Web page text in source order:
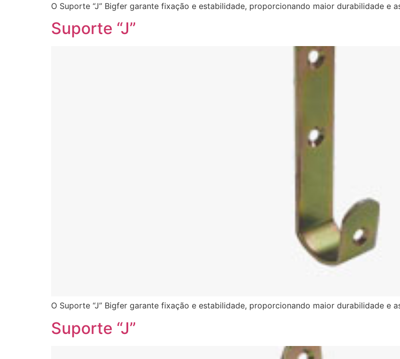
O Suporte “J” Bigfer garante fixação e estabilidade, proporcionando maior durabilidade e
Suporte “J”
O Suporte “J” Bigfer garante fixação e estabilidade, proporcionando maior durabilidade e
Suporte “J”